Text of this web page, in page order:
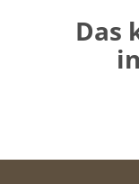
Das